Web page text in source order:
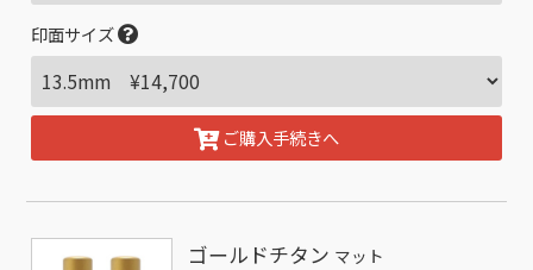
印面サイズ
ご購入手続きへ
ゴールドチタン マット